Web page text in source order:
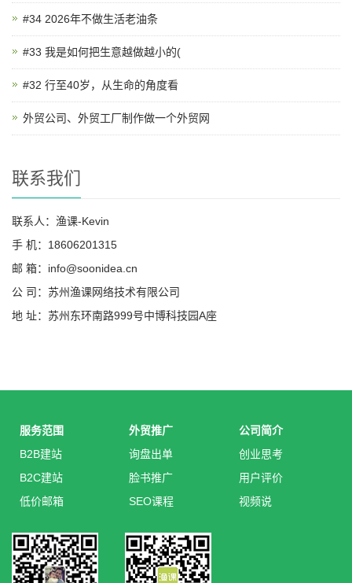
#34 2026年不做生活老油条
#33 我是如何把生意越做越小的(
#32 行至40岁，从生命的角度看
外贸公司、外贸工厂制作做一个外贸网
联系我们
联系人：渔课-Kevin
手 机：18606201315
邮 箱：info@soonidea.cn
公 司：苏州渔课网络技术有限公司
地 址：苏州东环南路999号中博科技园A座
服务范围
B2B建站
B2C建站
低价邮箱
外贸推广
询盘出单
脸书推广
SEO课程
公司简介
创业思考
用户评价
视频说